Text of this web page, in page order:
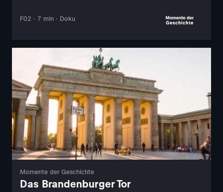
F02 · 7 min · Doku
Momente der Geschichte
Das Brandenburger Tor